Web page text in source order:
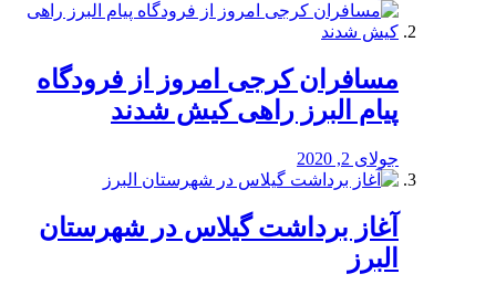
مسافران کرجی امروز از فرودگاه
پیام البرز راهی کیش شدند
جولای 2, 2020
آغاز برداشت گیلاس در شهرستان
البرز